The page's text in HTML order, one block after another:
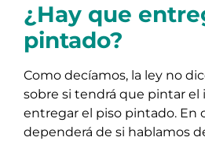
¿Hay que
pintado?
Como decíamos, la ley no
sobre si tendrá que pintar el
entregar el piso pintado. En
dependerá de si hablamos